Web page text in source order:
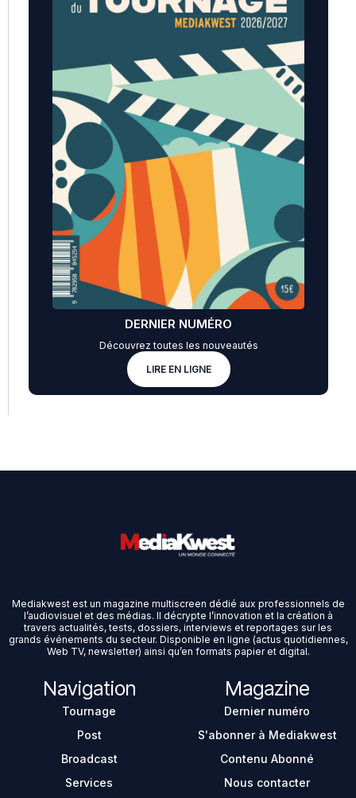
DERNIER NUMÉRO
Découvrez toutes les nouveautés
LIRE EN LIGNE
Mediakwest est un magazine multiscreen dédié aux professionnels de
l’audiovisuel et des médias. Il décrypte l’innovation et la création à
travers actualités, tests, dossiers, interviews et reportages sur les
grands événements du secteur. Disponible en ligne (actus quotidiennes,
Web TV, newsletter) ainsi qu’en formats papier et digital.
Navigation
Tournage
Post
Broadcast
Services
Magazine
Dernier numéro
S'abonner à Mediakwest
Contenu Abonné
Nous contacter